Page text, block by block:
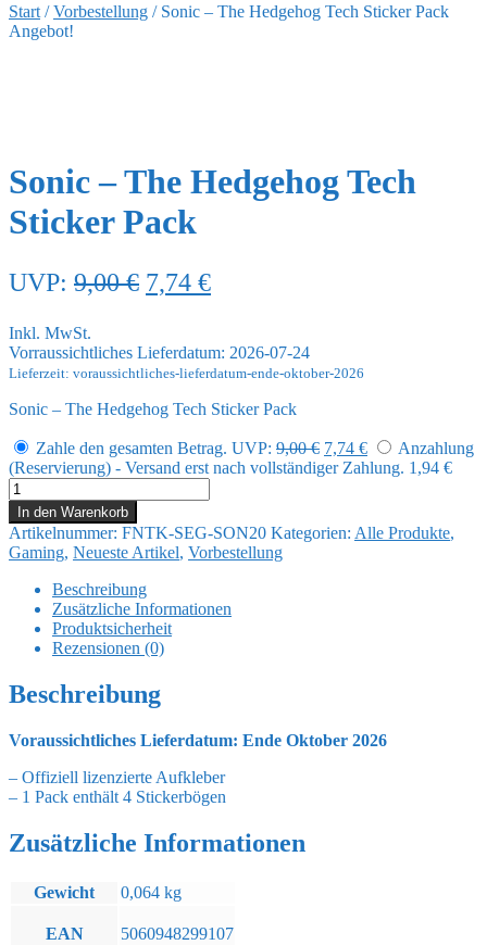
Start /Vorbestellung / Sonic – The Hedgehog Tech Sticker Pack
Angebot!
Sonic – The Hedgehog Tech
Sticker Pack
UVP: 9,00€ Ursprünglicher
war:
9,00 €
7,74 €Aktueller
ist:
7,74 €.
Inkl. MwSt.
Vorraussichtliches Lieferdatum: 2026-07-24
Lieferzeit: voraussichtliches-lieferdatum-ende-oktober-2026
Sonic – The Hedgehog Tech Sticker Pack
Zahle den gesamten Betrag. UVP: 9,00€ Ursprünglicher
Preis
7,74 €Aktueller
Preis
Anzahlung
(Reservierung) - Versand erst nach vollständiger Zahlung. 1,94 €
Sonic
-
The
Hedgehog
Tech
Sticker
Pack
Menge
In den Warenkorb
Artikelnummer: FNTK-SEG-SON20 Kategorien: Alle Produkte,
Gaming, Neueste Artikel, Vorbestellung
Beschreibung
Zusätzliche Informationen
Produktsicherheit
Rezensionen (0)
Beschreibung
Voraussichtliches Lieferdatum: Ende Oktober 2026
– Offiziell lizenzierte Aufkleber
– 1 Pack enthält 4 Stickerbögen
Zusätzliche Informationen
Gewicht 0,064 kg
EAN 5060948299107